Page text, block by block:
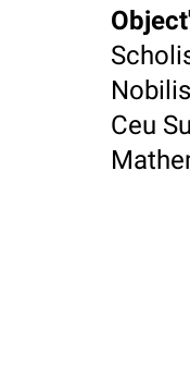
Ceu